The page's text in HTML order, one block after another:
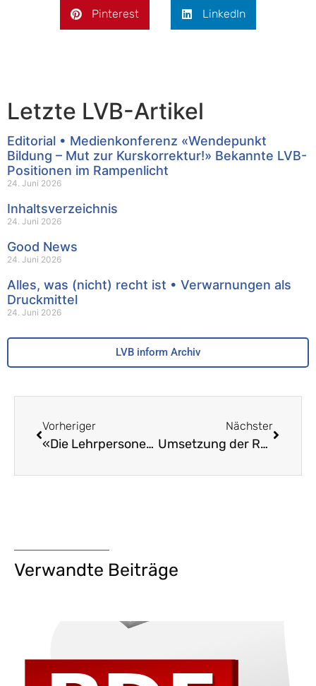
Pinterest LinkedIn
Letzte LVB-Artikel
Editorial • Medienkonferenz «Wendepunkt
Bildung – Mut zur Kurskorrektur!» Bekannte LVB-
Positionen im Rampenlicht
24. Juni 2026
Inhaltsverzeichnis
24. Juni 2026
Good News
24. Juni 2026
Alles, was (nicht) recht ist • Verwarnungen als
Druckmittel
24. Juni 2026
LVB inform Archiv
Vorheriger
«Die Lehrpersonen sind der wichtigste Faktor für den Lernerfolg»
Nächster
Umsetzung der Reformen nicht ohne Sozialpartner!
Verwandte Beiträge